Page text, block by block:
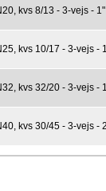
kvs 8/13 - 3-vejs - 1"
kvs 10/17 - 3-vejs -
kvs 32/20 - 3-vejs -
kvs 30/45 - 3-vejs -